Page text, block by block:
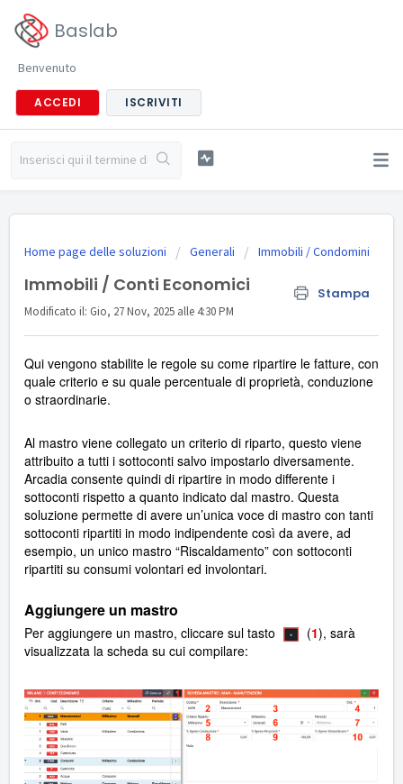
Baslab
Benvenuto
ACCEDI ISCRIVITI
Home page delle soluzioni Generali Immobili / Condomini
Immobili / Conti Economici Stampa
Modificato il: Gio, 27 Nov, 2025 alle 4:30 PM
Qui vengono stabilite le regole su come ripartire le fatture, con
quale criterio e su quale percentuale di proprietà, conduzione
o straordinarie.
Al mastro viene collegato un criterio di riparto, questo viene
attribuito a tutti i sottoconti salvo impostarlo diversamente.
Arcadia consente quindi di ripartire in modo differente i
sottoconti rispetto a quanto indicato dal mastro. Questa
soluzione permette di avere un’unica voce di mastro con tanti
sottoconti ripartiti in modo indipendente così da avere, ad
esempio, un unico mastro “Riscaldamento” con sottoconti
ripartiti su consumi volontari ed involontari.
Aggiungere un mastro
Per aggiungere un mastro, cliccare sul tasto (1), sarà
visualizzata la scheda su cui compilare: